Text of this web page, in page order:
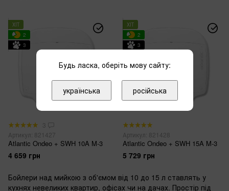
ХІТ
2
3
3
Артикул: 821427
Atlantic Ondeo + SWH 10A M-3
4 659 грн
ХІТ
2
3
Артикул: 821428
Atlantic Ondeo + SWH 15A M-3
5 729 грн
Бойлери над мийкою з об'ємом від 10 до 15 л ставлять у
кухнях невеликих квартир, офісах чи на дачах. Простір під
Будь ласка, оберіть мову сайту:
українська російська